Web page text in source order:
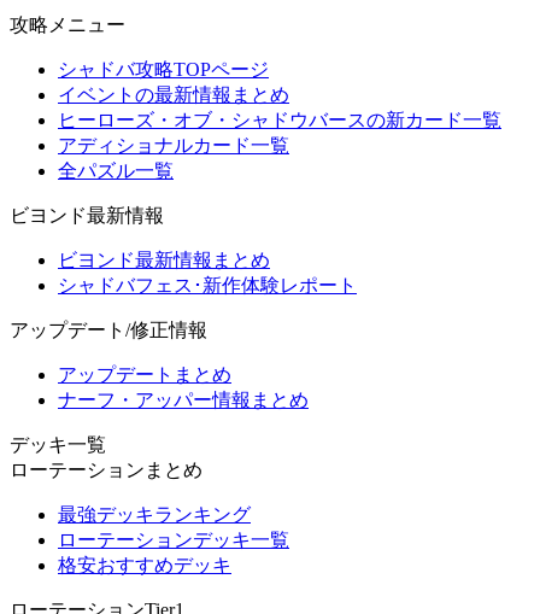
攻略メニュー
シャドバ攻略TOPページ
イベントの最新情報まとめ
ヒーローズ・オブ・シャドウバースの新カード一覧
アディショナルカード一覧
全パズル一覧
ビヨンド最新情報
ビヨンド最新情報まとめ
シャドバフェス･新作体験レポート
アップデート/修正情報
アップデートまとめ
ナーフ・アッパー情報まとめ
デッキ一覧
ローテーションまとめ
最強デッキランキング
ローテーションデッキ一覧
格安おすすめデッキ
ローテーションTier1